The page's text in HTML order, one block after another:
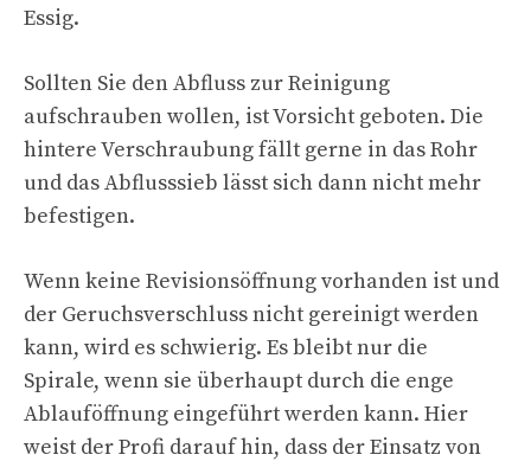
Essig.
Sollten Sie den Abfluss zur Reinigung
aufschrauben wollen, ist Vorsicht geboten. Die
hintere Verschraubung fällt gerne in das Rohr
und das Abflusssieb lässt sich dann nicht mehr
befestigen.
Wenn keine Revisionsöffnung vorhanden ist und
der Geruchsverschluss nicht gereinigt werden
kann, wird es schwierig. Es bleibt nur die
Spirale, wenn sie überhaupt durch die enge
Ablauföffnung eingeführt werden kann. Hier
weist der Profi darauf hin, dass der Einsatz von